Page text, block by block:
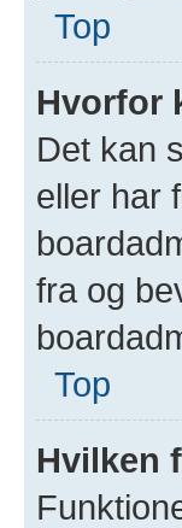
Top
Hvorfor
Det kan
eller har
fra og
Top
Hvilken